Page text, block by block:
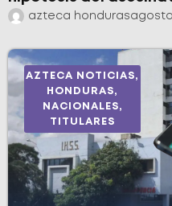
azteca hondurasagosto
AZTECA NOTICIAS,
HONDURAS,
NACIONALES,
TITULARES